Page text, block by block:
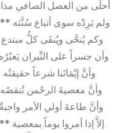
أحلَى من العصل الصافي
ولم يَرِدْه سوى أتباع سُنَّته
وكم يُنحَّى ويُنفَى كلُّ
وأن جسراً على النِّيران
وأنَّ إيْمَانَنا شرعاً
وأنَّ معصيةَ الرحْمن
وأنَّ طاعةَ أولي الأمر
إلاَّ إذا أمروا يوماً